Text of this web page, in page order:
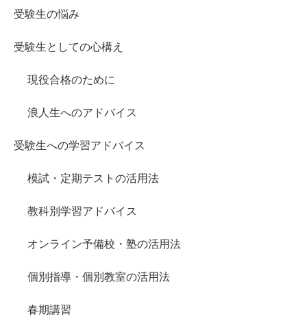
受験生の悩み
受験生としての心構え
現役合格のために
浪人生へのアドバイス
受験生への学習アドバイス
模試・定期テストの活用法
教科別学習アドバイス
オンライン予備校・塾の活用法
個別指導・個別教室の活用法
春期講習